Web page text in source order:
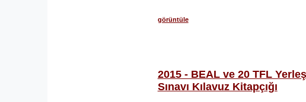
görüntüle
2015 - BEAL ve 20 TFL
Sınavı Kılavuz Kitapçığı